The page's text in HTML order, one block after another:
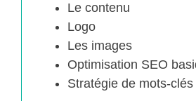
Le contenu
Logo
Les images
Optimisation SEO
Stratégie de mots-